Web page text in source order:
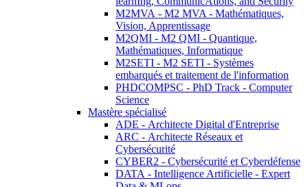
M2MVA - M2 MVA - Mathématiques,
Vision, Apprentissage
M2QMI - M2 QMI - Quantique,
Mathématiques, Informatique
M2SETI - M2 SETI - Systèmes
embarqués et traitement de l'information
PHDCOMPSC - PhD Track - Computer
Science
Mastère spécialisé
ADE - Architecte Digital d'Entreprise
ARC - Architecte Réseaux et
Cybersécurité
CYBER2 - Cybersécurité et Cyberdéfense
DATA - Intelligence Artificielle - Expert